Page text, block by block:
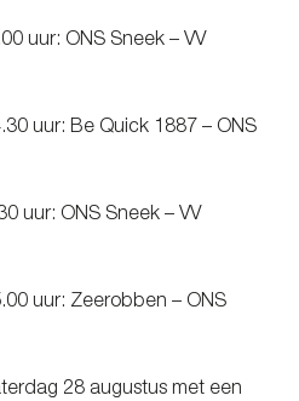
uur: ONS Sneek – VV
uur: Be Quick 1887 – ONS
uur: ONS Sneek – VV
uur: Zeerobben – ONS
28 augustus met een